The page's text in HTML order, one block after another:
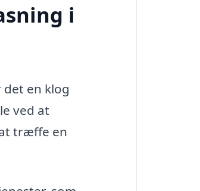
i
en klog
ved at
træffe en